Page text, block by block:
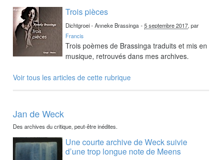
Trois pièces
Dichtgroei - Anneke Brassinga -5 septembre 2017, par
Francis
Trois poèmes de Brassinga traduits et mis en
musique, retrouvés dans mes archives.
Voir tous les articles de cette rubrique
Jan de Weck
Des archives du critique, peut-être inédites.
Une courte archive de Weck suivie
d’une trop longue note de Meens